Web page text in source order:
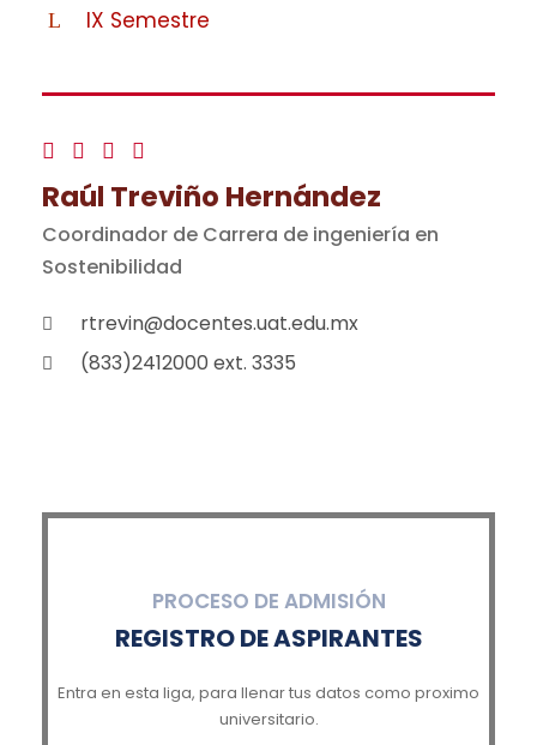
IX Semestre
Raúl Treviño Hernández
Coordinador de Carrera de ingeniería en
Sostenibilidad
rtrevin@docentes.uat.edu.mx
(833)2412000 ext. 3335
PROCESO DE ADMISIÓN
REGISTRO DE ASPIRANTES
Entra en esta liga, para llenar tus datos como proximo
universitario.